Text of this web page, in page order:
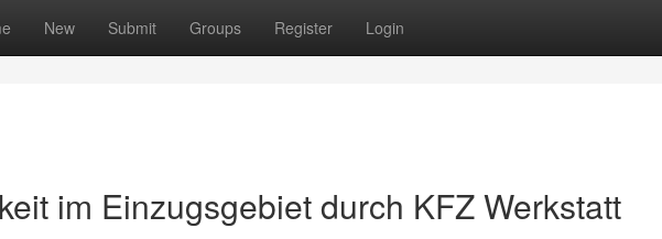
New Submit Groups Register Login
im Einzugsgebiet durch KFZ Werkstatt